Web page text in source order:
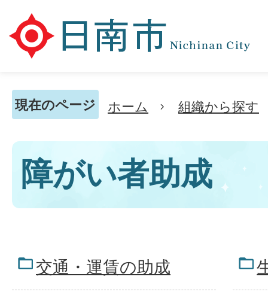
現在のページ ホーム 組織から探す
障がい者助成
交通・運賃の助成